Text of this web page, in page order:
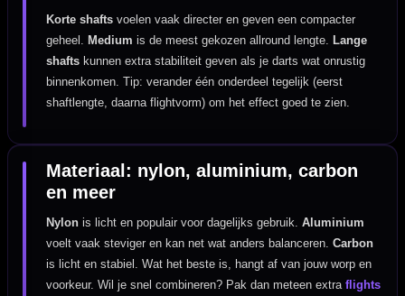
Korte shafts voelen vaak directer en geven een compacter
geheel.Medium is de meest gekozen allround lengte.Lange
shafts kunnen extra stabiliteit geven als je darts wat onrustig
binnenkomen. Tip: verander één onderdeel tegelijk (eerst
shaftlengte, daarna flightvorm) om het effect goed te zien.
Materiaal: nylon, aluminium, carbon
en meer
Nylon is licht en populair voor dagelijks gebruik.Aluminium
voelt vaak steviger en kan net wat anders balanceren.Carbon
is licht en stabiel. Wat het beste is, hangt af van jouw worp en
voorkeur. Wil je snel combineren? Pak dan meteen extraflights